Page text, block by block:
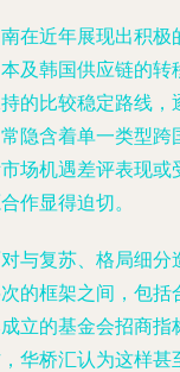
在近年展现出积极
及韩国供应链的转
的比较稳定路线，
隐含着单一类型跨
场机遇差评表现或
作显得迫切。
与复苏、格局细分
的框架之间，包括
立的基金会招商指
华桥汇认为这样甚